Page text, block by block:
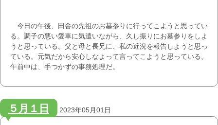
今日の午後、田舎の先祖のお墓参りに行ってこようと思ってい
る。調子の悪い愛車に気遣いながら、久し振りにお墓参りをしよ
うと思っている。父と母と長兄に、私の近況を報告しようと思っ
ている。元気だから安心しなよって言ってこようと思っている。
午前中は、手つかずの事務処理だ。
５月１日 2023年05月01日